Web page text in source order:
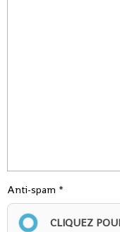
Anti-spam
CLIQUEZ